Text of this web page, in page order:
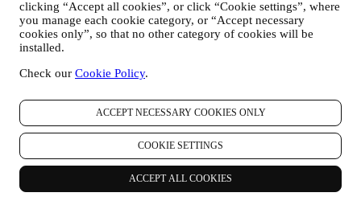
clicking “Accept all cookies”, or click “Cookie settings”, where
you manage each cookie category, or “Accept necessary
cookies only”, so that no other category of cookies will be
installed.
Check our Cookie Policy.
ACCEPT NECESSARY COOKIES ONLY
COOKIE SETTINGS
ACCEPT ALL COOKIES
vos données d’achat, par exemple la date et l’heure d’achat,
les données de livraison, les données de produit et de
paiement, ainsi que les données nécessaires à la gestion de vos
les données relatives à votre historique de navigation en ligne
la version du navigateur, le système d’exploitation, la durée de
la visite, les visites successives, l’origine géographique),
recueillies pendant vos visites sur le site Web (que vous soyez
un utilisateur enregistré ou non), en ayant recours à des
journaux ou des technologies de suivi telles que les « cookies
» ou autre technologie (incluant les pixels de suivi des e-
mails) (pour plus d’informations sur la collecte de données par